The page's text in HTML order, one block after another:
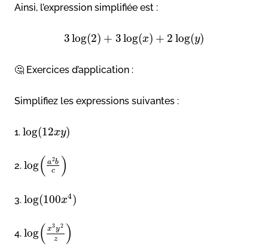
Ainsi, l’expression simplifiée est :
3log(2) + 3log(x) + 2 log(y)
🤔 Exercices d’application :
Simplifiez les expressions suivantes :
1. log(12xy)
2. log( a2b
c
)
3. log(100x4)
4. log( x3y2
z )